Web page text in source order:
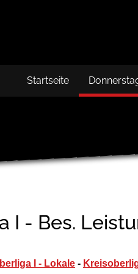
Startseite
I - Bes.
I - Lokale -